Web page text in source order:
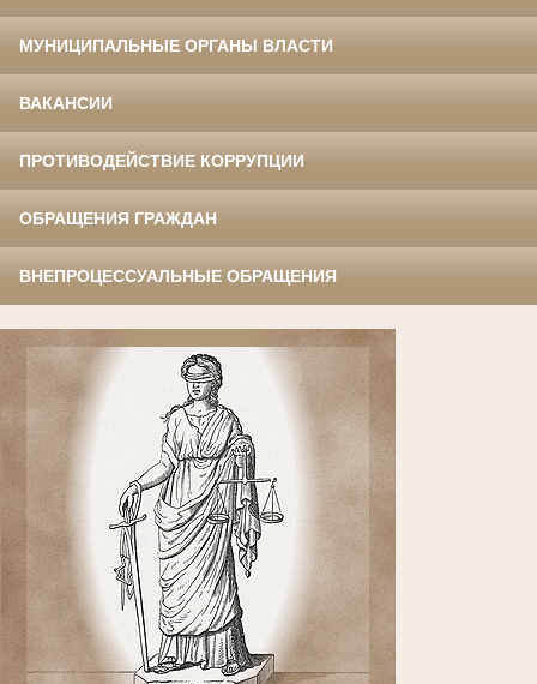
МУНИЦИПАЛЬНЫЕ ОРГАНЫ ВЛАСТИ
ВАКАНСИИ
ПРОТИВОДЕЙСТВИЕ КОРРУПЦИИ
ОБРАЩЕНИЯ ГРАЖДАН
ВНЕПРОЦЕССУАЛЬНЫЕ ОБРАЩЕНИЯ